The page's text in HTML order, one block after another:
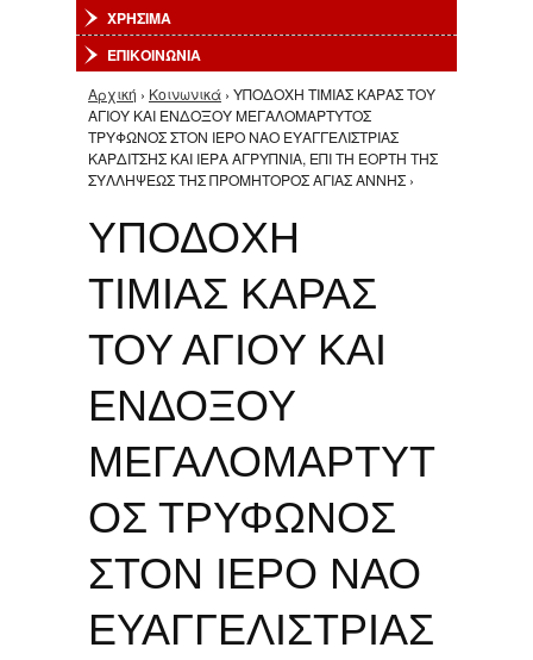
ΧΡΗΣΙΜΑ
ΕΠΙΚΟΙΝΩΝΙΑ
Είστε εδώ
Αρχική › Κοινωνικά › ΥΠΟΔΟΧΗ ΤΙΜΙΑΣ ΚΑΡΑΣ ΤΟΥ
ΑΓΙΟΥ ΚΑΙ ΕΝΔΟΞΟΥ ΜΕΓΑΛΟΜΑΡΤΥΤΟΣ
ΤΡΥΦΩΝΟΣ ΣΤΟΝ ΙΕΡΟ ΝΑΟ ΕΥΑΓΓΕΛΙΣΤΡΙΑΣ
ΚΑΡΔΙΤΣΗΣ ΚΑΙ ΙΕΡΑ ΑΓΡΥΠΝΙΑ, ΕΠΙ ΤΗ ΕΟΡΤΗ ΤΗΣ
ΣΥΛΛΗΨΕΩΣ ΤΗΣ ΠΡΟΜΗΤΟΡΟΣ ΑΓΙΑΣ ΑΝΝΗΣ ›
ΥΠΟΔΟΧΗ
ΤΙΜΙΑΣ ΚΑΡΑΣ
ΤΟΥ ΑΓΙΟΥ ΚΑΙ
ΕΝΔΟΞΟΥ
ΜΕΓΑΛΟΜΑΡΤΥΤ
ΟΣ ΤΡΥΦΩΝΟΣ
ΣΤΟΝ ΙΕΡΟ ΝΑΟ
ΕΥΑΓΓΕΛΙΣΤΡΙΑΣ